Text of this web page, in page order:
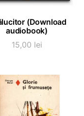
ADAUGĂ ÎN COȘ(Download
audiobook)
15,00 lei